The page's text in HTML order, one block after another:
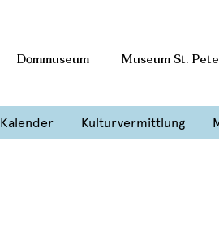
Dommuseum Museum St.
Kalender Kulturvermittlung